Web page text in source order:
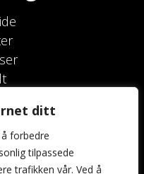
ditt
forbedre
tilpassede
trafikken vår. Ved å
av åndsverksloven.